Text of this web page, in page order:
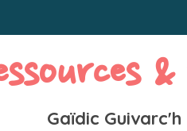
Gaïdic Guivarc'h